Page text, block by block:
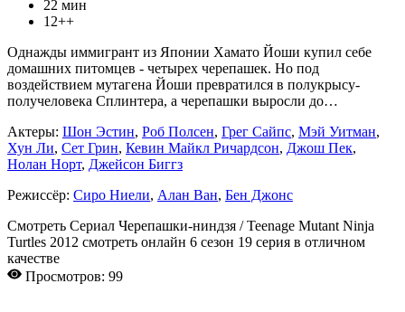
22 мин
12++
Однажды иммигрант из Японии Хамато Йоши купил себе
домашних питомцев - четырех черепашек. Но под
воздействием мутагена Йоши превратился в полукрысу-
получеловека Сплинтера, а черепашки выросли до…
Актеры: Шон Эстин, Роб Полсен, Грег Сайпс, Мэй Уитман,
Хун Ли, Сет Грин, Кевин Майкл Ричардсон, Джош Пек,
Нолан Норт, Джейсон Биггз
Режиссёр: Сиро Ниели, Алан Ван, Бен Джонс
Смотреть Сериал Черепашки-ниндзя / Teenage Mutant Ninja
Turtles 2012 смотреть онлайн 6 сезон 19 серия в отличном
качестве
Просмотров: 99